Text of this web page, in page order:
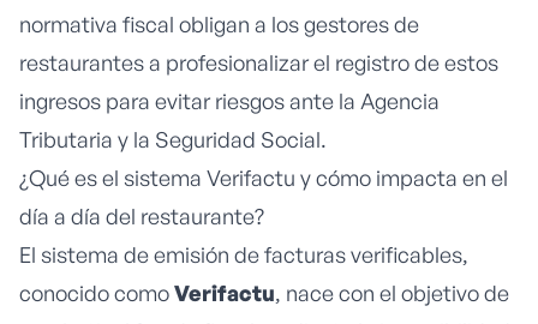
normativa fiscal obligan a los gestores de
restaurantes a profesionalizar el registro de estos
ingresos para evitar riesgos ante la Agencia
Tributaria y la Seguridad Social.
¿Qué es el sistema Verifactu y cómo impacta en el
día a día del restaurante?
El sistema de emisión de facturas verificables,
conocido comoVerifactu, nace con el objetivo de